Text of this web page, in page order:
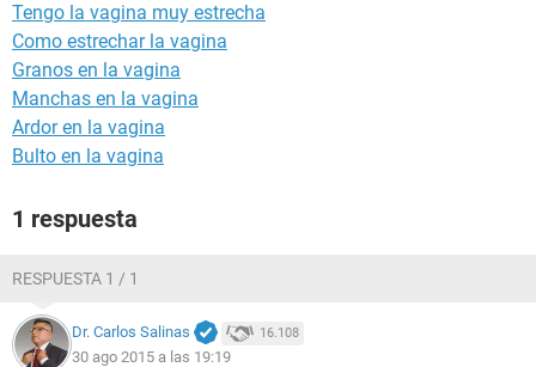
Tengo la vagina muy estrecha
Como estrechar la vagina
Granos en la vagina
Manchas en la vagina
Ardor en la vagina
Bulto en la vagina
1 respuesta
RESPUESTA 1 / 1
Dr. Carlos Salinas 16.108
30 ago 2015 a las 19:19